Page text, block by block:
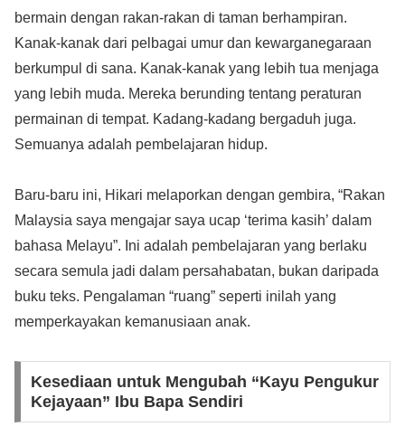
bermain dengan rakan-rakan di taman berhampiran.
Kanak-kanak dari pelbagai umur dan kewarganegaraan
berkumpul di sana. Kanak-kanak yang lebih tua menjaga
yang lebih muda. Mereka berunding tentang peraturan
permainan di tempat. Kadang-kadang bergaduh juga.
Semuanya adalah pembelajaran hidup.
Baru-baru ini, Hikari melaporkan dengan gembira, “Rakan
Malaysia saya mengajar saya ucap ‘terima kasih’ dalam
bahasa Melayu”. Ini adalah pembelajaran yang berlaku
secara semula jadi dalam persahabatan, bukan daripada
buku teks. Pengalaman “ruang” seperti inilah yang
memperkayakan kemanusiaan anak.
Kesediaan untuk Mengubah “Kayu Pengukur
Kejayaan” Ibu Bapa Sendiri